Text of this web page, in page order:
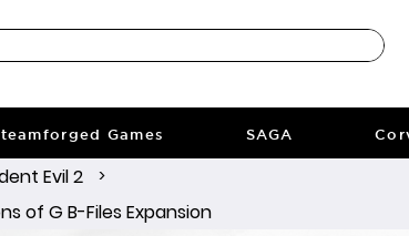
Games SAGA
Evil 2 >
of G B-Files Expansion